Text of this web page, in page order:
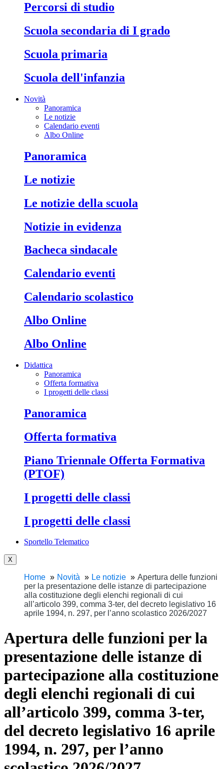
Percorsi di studio
Scuola secondaria di I grado
Scuola primaria
Scuola dell'infanzia
Novità
Panoramica
Le notizie
Calendario eventi
Albo Online
Panoramica
Le notizie
Le notizie della scuola
Notizie in evidenza
Bacheca sindacale
Calendario eventi
Calendario scolastico
Albo Online
Albo Online
Didattica
Panoramica
Offerta formativa
I progetti delle classi
Panoramica
Offerta formativa
Piano Triennale Offerta Formativa
(PTOF)
I progetti delle classi
I progetti delle classi
Sportello Telematico
X
Home Novità Le notizie
Apertura delle funzioni
per la presentazione delle istanze di partecipazione
alla costituzione degli elenchi regionali di cui
all’articolo 399, comma 3-ter, del decreto legislativo 16
aprile 1994, n. 297, per l’anno scolastico 2026/2027
Apertura delle funzioni per la
presentazione delle istanze di
partecipazione alla costituzione
degli elenchi regionali di cui
all’articolo 399, comma 3-ter,
del decreto legislativo 16 aprile
1994, n. 297, per l’anno